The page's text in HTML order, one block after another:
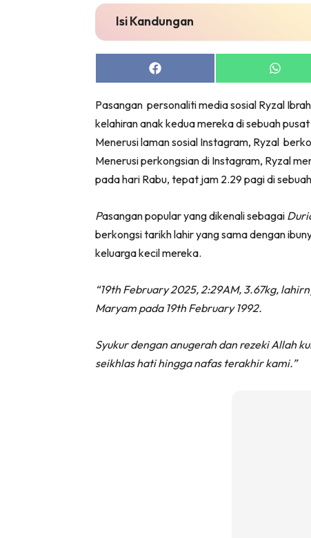
Isi Kandungan
Share
on
Share
on
Pasangan personaliti media sosial Ryzal
kelahiran anak kedua mereka di sebuah
Menerusi laman sosial Instagram, Ryzal
Menerusi perkongsian di Instagram, Ryzal
pada hari Rabu, tepat jam 2.29 pagi di
Pasangan popular yang dikenali sebagai
berkongsi tarikh lahir yang sama dengan
keluarga kecil mereka.
“19th February 2025, 2:29AM, 3.67kg,
Maryam pada 19th February 1992.
Syukur dengan anugerah dan rezeki Allah
seikhlas hati hingga nafas terakhir kami.”